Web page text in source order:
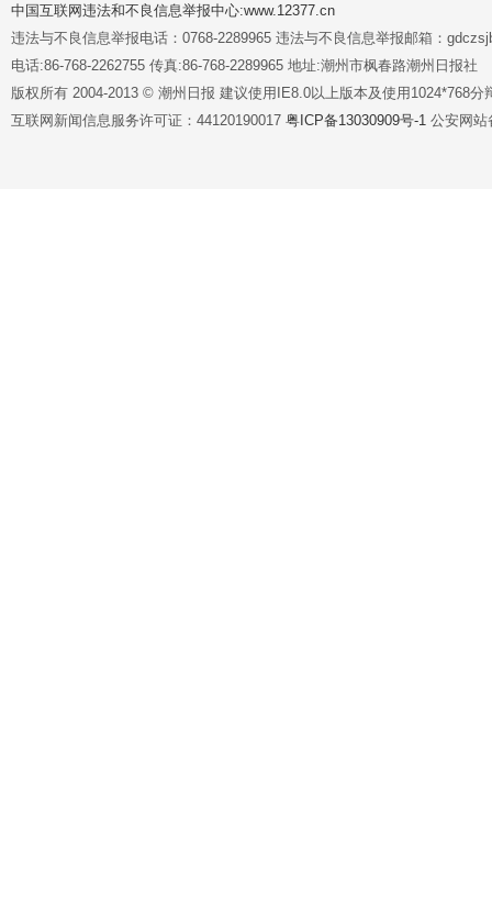
中国互联网违法和不良信息举报中心:www.12377.cn
违法与不良信息举报电话：0768-2289965 违法与不良信息举报邮箱：
电话:86-768-2262755 传真:86-768-2289965 地址:潮州市枫春路潮州日报社
版权所有 2004-2013 © 潮州日报 建议使用IE8.0以上版本及使用1024*768分
互联网新闻信息服务许可证：44120190017 粤ICP备13030909号-1 公安网站